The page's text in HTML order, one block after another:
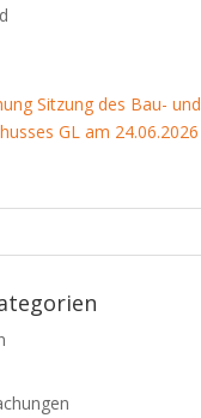
Sitzung des Bau- und
GL am 24.06.2026